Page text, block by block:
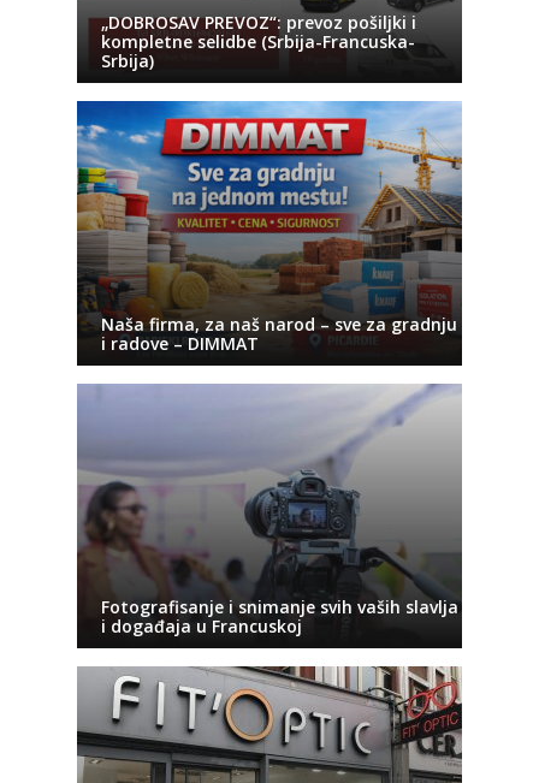
„DOBROSAV PREVOZ“: prevoz pošiljki i
kompletne selidbe (Srbija-Francuska-
Srbija)
Naša firma, za naš narod – sve za gradnju
i radove – DIMMAT
Fotografisanje i snimanje svih vaših slavlja
i događaja u Francuskoj